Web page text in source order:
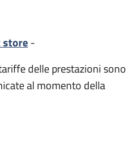
store-
delle prestazioni sono
al momento della